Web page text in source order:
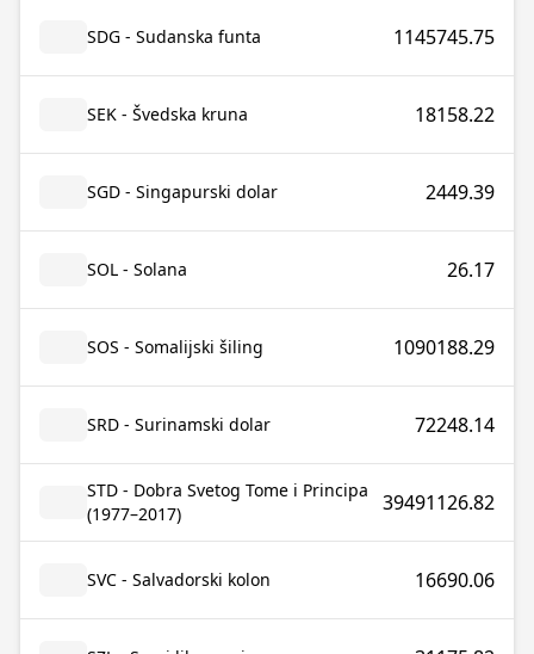
SDG - Sudanska funta 1145745.75
SEK - Švedska kruna 18158.22
SGD - Singapurski dolar 2449.39
SOL - Solana 26.17
SOS - Somalijski šiling 1090188.29
SRD - Surinamski dolar 72248.14
STD - Dobra Svetog Tome i Principa
(1977–2017)
39491126.82
SVC - Salvadorski kolon 16690.06